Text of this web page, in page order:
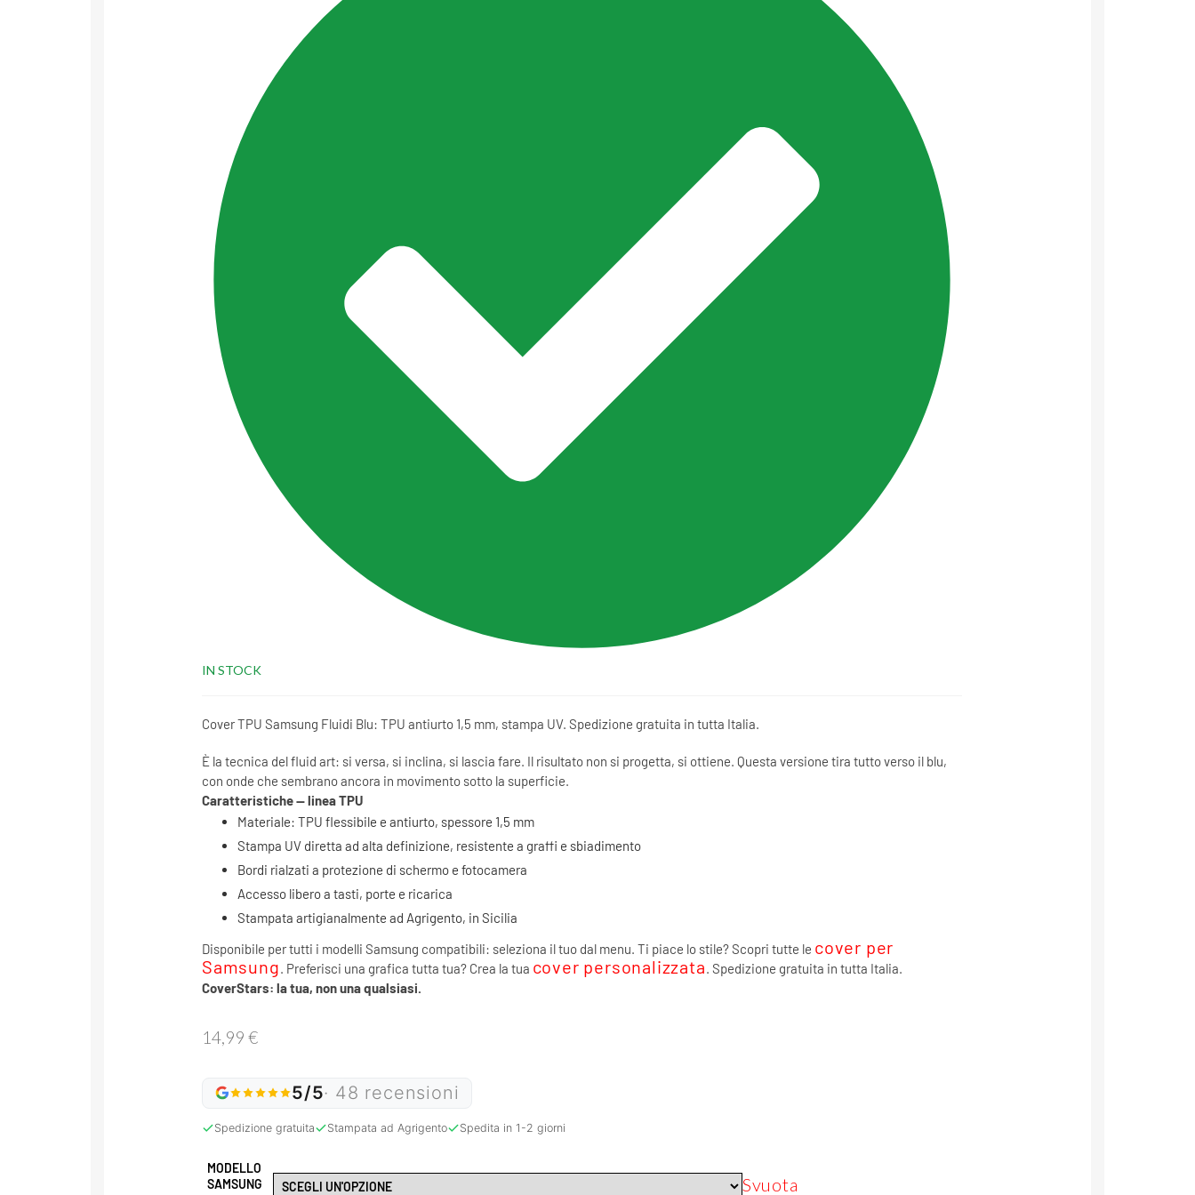
IN STOCK
Cover TPU Samsung Fluidi Blu: TPU antiurto 1,5 mm, stampa UV. Spedizione gratuita in tutta Italia.
È la tecnica del fluid art: si versa, si inclina, si lascia fare. Il risultato non si progetta, si ottiene. Questa versione tira tutto verso il blu,
con onde che sembrano ancora in movimento sotto la superficie.
Caratteristiche — linea TPU
Materiale: TPU flessibile e antiurto, spessore 1,5 mm
Stampa UV diretta ad alta definizione, resistente a graffi e sbiadimento
Bordi rialzati a protezione di schermo e fotocamera
Accesso libero a tasti, porte e ricarica
Stampata artigianalmente ad Agrigento, in Sicilia
Disponibile per tutti i modelli Samsung compatibili: seleziona il tuo dal menu. Ti piace lo stile? Scopri tutte le cover per
Samsung. Preferisci una grafica tutta tua? Crea la tua cover personalizzata. Spedizione gratuita in tutta Italia.
CoverStars: la tua, non una qualsiasi.
14,99 €
5/5· 48 recensioni
Spedizione gratuita Stampata ad Agrigento Spedita in 1-2 giorni
MODELLO
SAMSUNG
Svuota